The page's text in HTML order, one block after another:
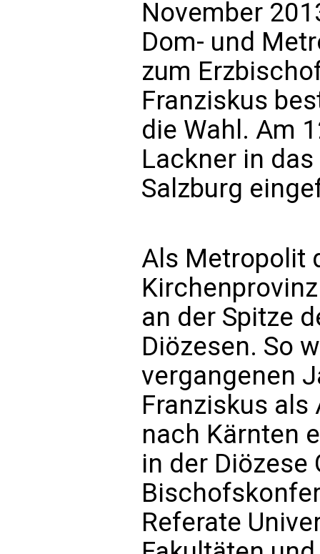
November
Dom- und
zum
Franziskus
die Wahl. Am
Lackner in
Salzburg
Als Metropolit
an der Spitze
Diözesen. So
vergangenen
Franziskus
nach Kärnten
in der Diözese
Referate